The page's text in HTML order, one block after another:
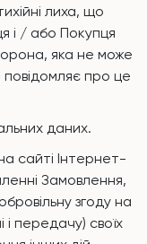
лиха, що
і / або Покупця
яка не може
повідомляє про це
даних.
сайті Інтернет-
Замовлення,
згоду на
передачу) своїх